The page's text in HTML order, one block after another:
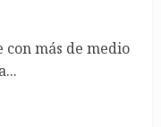
con más de medio